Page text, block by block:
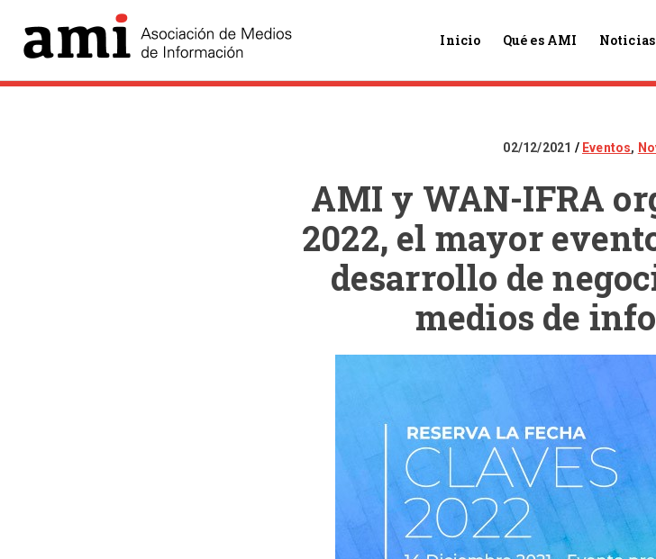
Inicio Qué es AMI Noticias
02/12/2021 Eventos,
AMI y WAN-IFRA
2022, el mayor
desarrollo de
medios de